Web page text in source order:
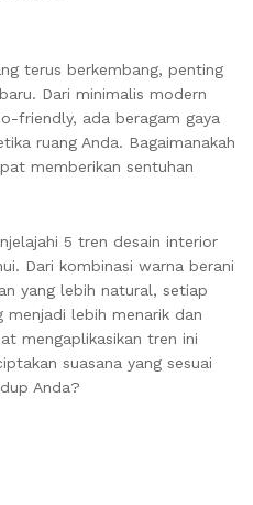
terus berkembang, penting
Dari minimalis modern
friendly, ada beragam gaya
ruang Anda. Bagaimanakah
memberikan sentuhan
5 tren desain interior
Dari kombinasi warna berani
yang lebih natural, setiap
lebih menarik dan
mengaplikasikan tren ini
suasana yang sesuai
Anda?